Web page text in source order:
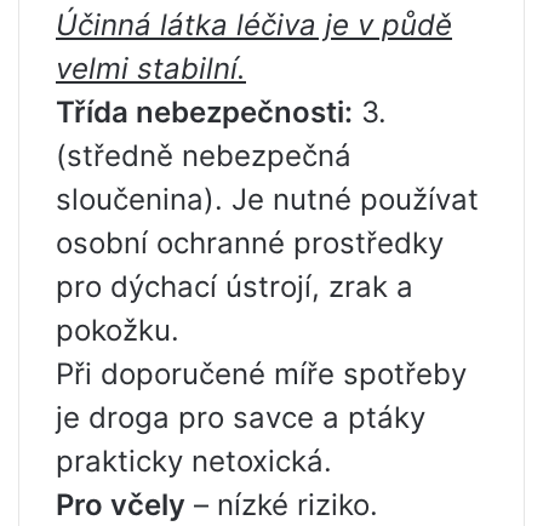
Účinná látka léčiva je v půdě
velmi stabilní.
Třída nebezpečnosti: 3.
(středně nebezpečná
sloučenina). Je nutné používat
osobní ochranné prostředky
pro dýchací ústrojí, zrak a
pokožku.
Při doporučené míře spotřeby
je droga pro savce a ptáky
prakticky netoxická.
Pro včely – nízké riziko.